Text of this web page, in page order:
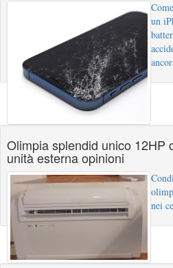
un
Olimpia splendid unico 12HP
unità esterna opinioni
nei